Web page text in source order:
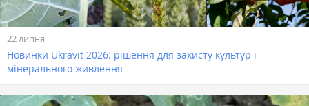
22 липня
Новинки Ukravit 2026: рішення для захисту культур і
мінерального живлення